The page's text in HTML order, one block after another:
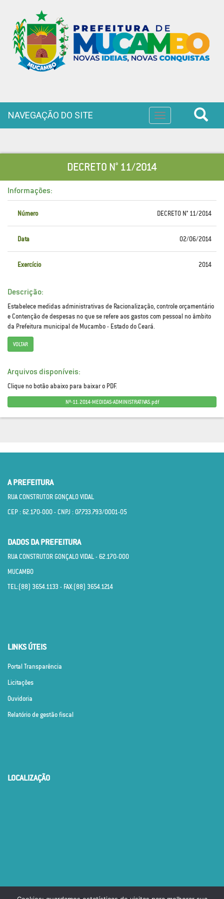
Toggle
navigation
NAVEGAÇÃO DO SITE
DECRETO N° 11/2014
Informações:
Número DECRETO N° 11/2014
Data 02/06/2014
Exercício 2014
Descrição:
Estabelece medidas administrativas de Racionalização, controle orçamentário
e Contenção de despesas no que se refere aos gastos com pessoal no âmbito
da Prefeitura municipal de Mucambo - Estado do Ceará.
VOLTAR
Arquivos disponíveis:
Clique no botão abaixo para baixar o PDF.
Nº-11.2014-MEDIDAS-ADMINISTRATIVAS.pdf
A PREFEITURA
RUA CONSTRUTOR GONÇALO VIDAL
CEP : 62.170­-000 - CNPJ : 07.733.793/0001­-05
DADOS DA PREFEITURA
RUA CONSTRUTOR GONÇALO VIDAL - 62.170­-000
MUCAMBO
TEL:(88) 3654.1133 - FAX:(88) 3654.1214
LINKS ÚTEIS
Portal Transparência
Licitações
Ouvidoria
Relatório de gestão fiscal
LOCALIZAÇÃO